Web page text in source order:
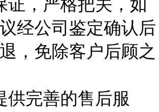
证，严格把关，如
经公司鉴定确认后
，免除客户后顾之
供完善的售后服